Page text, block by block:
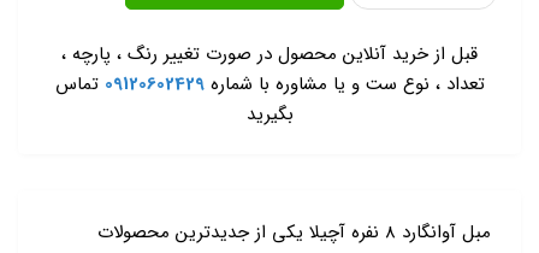
قبل از خرید آنلاین محصول در صورت تغییر رنگ ، پارچه ،
تعداد ، نوع ست و یا مشاوره با شماره09120602429 تماس
بگیرید
مبل آوانگارد 8 نفره آچیلا یکی از جدیدترین محصولات